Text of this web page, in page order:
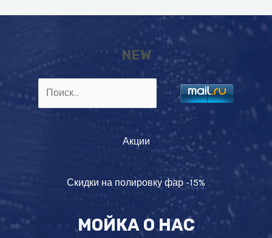
NEW
Акции
Скидки на полировку фар -15%
МОЙКА О НАС